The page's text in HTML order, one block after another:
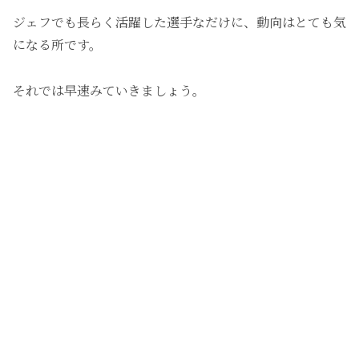
ジェフでも長らく活躍した選手なだけに、動向はとても気
になる所です。
それでは早速みていきましょう。